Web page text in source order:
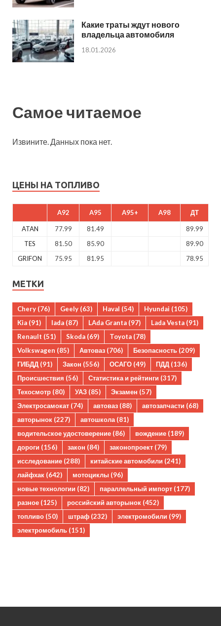
Какие траты ждут нового
владельца автомобиля
18.01.2026
Самое читаемое
Извините. Данных пока нет.
ЦЕНЫ НА ТОПЛИВО
A92 A95 A95+ A98 ДТ
ATAN 77.99 81.49
89.99
TES
81.50 85.90
89.90
GRIFON
75.95 81.95 78.95
МЕТКИ
Chery (76) Geely (63) Haval (54) Hyundai (105)
Kia (91) lada (87) LAda Granta (97) Lada Vesta (91)
Renault (51) Skoda (69) Toyota (78)
Volkswagen (85) Автоваз (706) Безопасность (209)
ГИБДД (91) Закон (556) ОСАГО (49) ПДД (136)
Происшествия (56) Статистика и рейтинги (317)
Техосмотр (80) УАЗ (85) Экзамен (57)
Электросамокат (74) автоваз (88) автозапчасти (68)
авторынок (227) автошкола(81)
водительское удостоверение (86) вождение (189)
дороги (156) закон (84) законопроект (79)
исследование (288) китайские автомобили (241)
лайфхак (642) мотоциклы (96)
новые технологии (82) параллельный импорт (177)
разное (125) российский авторынок (452)
топливо (50) штраф (232) электромобили (99)
электромобиль (151)